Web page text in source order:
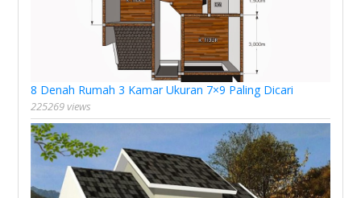
8 Denah Rumah 3 Kamar Ukuran 7×9 Paling Dicari
225269 views